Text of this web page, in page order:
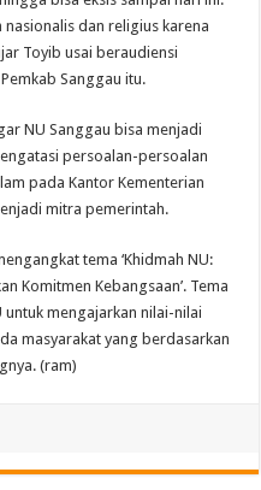
dan religius karena
Toyib usai beraudiensi
Sanggau itu.
NU Sanggau bisa menjadi
persoalan-persoalan
pada Kantor Kementerian
mitra pemerintah.
tema ‘Khidmah NU:
Komitmen Kebangsaan’. Tema
mengajarkan nilai-nilai
masyarakat yang berdasarkan
(ram)